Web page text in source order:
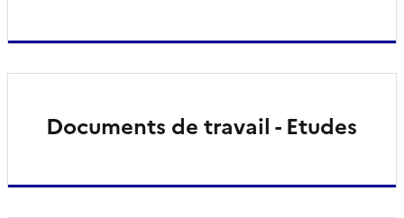
Documents de travail - Etudes